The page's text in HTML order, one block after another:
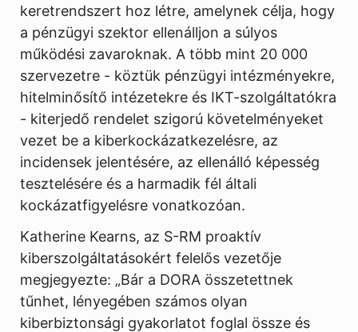
keretrendszert hoz létre, amelynek célja, hogy
a pénzügyi szektor ellenálljon a súlyos
működési zavaroknak. A több mint 20 000
szervezetre - köztük pénzügyi intézményekre,
hitelminősítő intézetekre és IKT-szolgáltatókra
- kiterjedő rendelet szigorú követelményeket
vezet be a kiberkockázatkezelésre, az
incidensek jelentésére, az ellenálló képesség
tesztelésére és a harmadik fél általi
kockázatfigyelésre vonatkozóan.
Katherine Kearns, az S-RM proaktív
kiberszolgáltatásokért felelős vezetője
megjegyezte: „Bár a DORA összetettnek
tűnhet, lényegében számos olyan
kiberbiztonsági gyakorlatot foglal össze és